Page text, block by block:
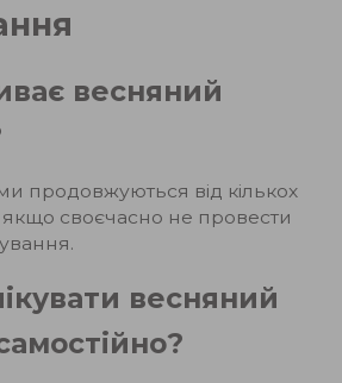
весняний
продовжуються від кількох
якщо своєчасно не провести
весняний